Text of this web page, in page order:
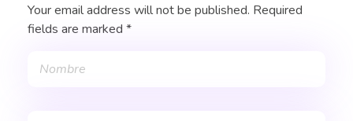
Your email address will not be published. Required
fields are marked *